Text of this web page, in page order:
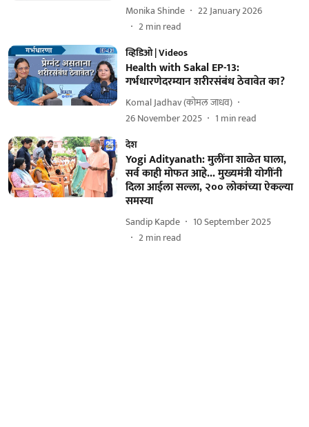
Monika Shinde
22 January 2026
2min read
व्हिडिओ | Videos
Health with Sakal EP-13:
गर्भधारणेदरम्यान शरीरसंबंध ठेवावेत का?
Komal Jadhav (कोमल जाधव)
26 November 2025
1 min read
देश
Yogi Adityanath: मुलींना शाळेत घाला,
सर्व काही मोफत आहे... मुख्यमंत्री योगींनी
दिला आईला सल्ला, २०० लोकांच्या ऐकल्या
समस्या
Sandip Kapde
10 September 2025
2min read